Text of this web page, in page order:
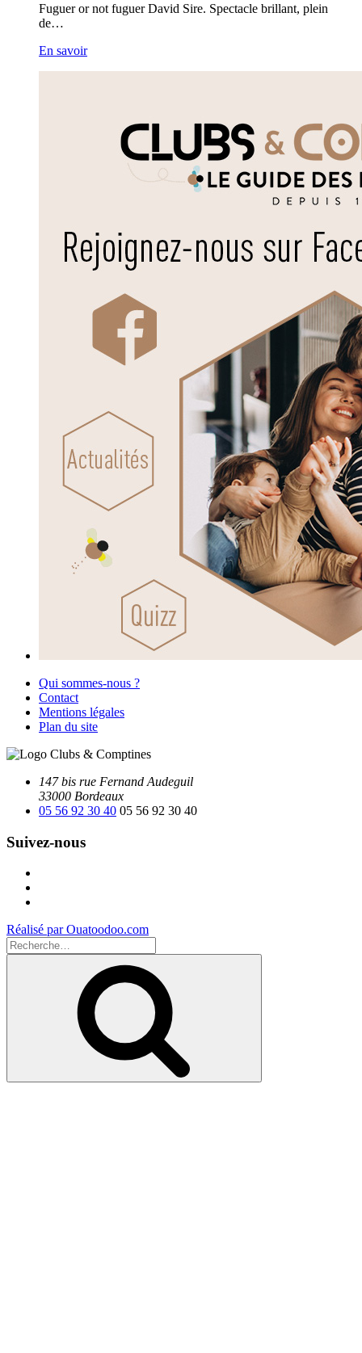
Fuguer or not fuguer David Sire. Spectacle brillant, plein
de…
En savoir
Qui sommes-nous ?
Contact
Mentions légales
Plan du site
147 bis rue Fernand Audeguil
33000 Bordeaux
05 56 92 30 40 05 56 92 30 40
Suivez-nous
Réalisé par Ouatoodoo.com
Recherche
pour